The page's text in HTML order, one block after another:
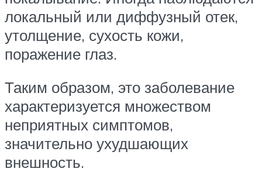
локальный или диффузный отек,
утолщение, сухость кожи,
поражение глаз.
Таким образом, это заболевание
характеризуется множеством
неприятных симптомов,
значительно ухудшающих
внешность.